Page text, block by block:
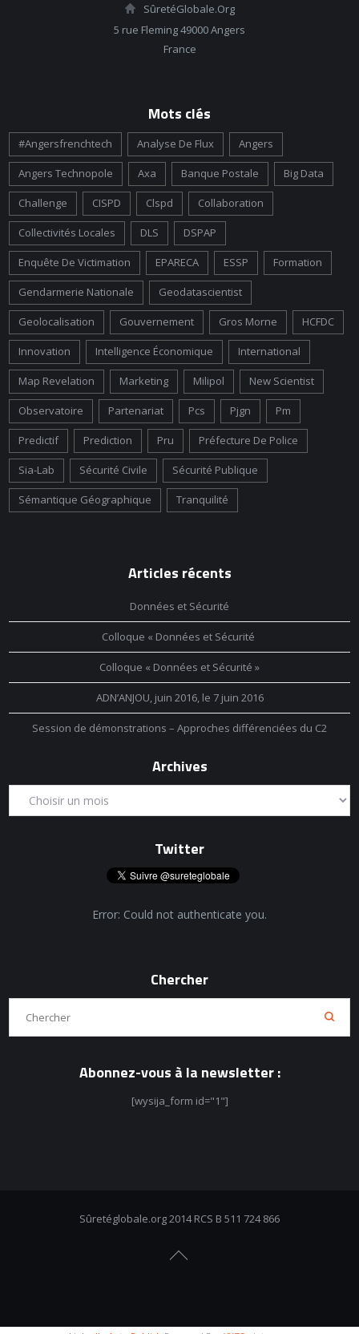
SûretéGlobale.Org
5 rue Fleming 49000 Angers
France
Mots clés
#angersfrenchtech Analyse De Flux Angers
Angers Technopole Axa Banque Postale Big Data
Challenge CISPD Clspd Collaboration
Collectivités Locales DLS DSPAP
Enquête De Victimation EPARECA ESSP Formation
Gendarmerie Nationale Geodatascientist
Geolocalisation Gouvernement Gros Morne HCFDC
Innovation Intelligence Économique International
Map Revelation Marketing Milipol New Scientist
Observatoire Partenariat Pcs Pjgn Pm
Predictif Prediction Pru Préfecture De Police
Sia-Lab Sécurité Civile Sécurité Publique
Sémantique Géographique Tranquilité
Articles récents
Données et Sécurité
Colloque « Données et Sécurité
Colloque « Données et Sécurité »
ADN’ANJOU, juin 2016, le 7 juin 2016
Session de démonstrations – Approches différenciées du C2
Archives
Twitter
Error: Could not authenticate you.
Chercher
Abonnez-vous à la newsletter :
[wysija_form id="1"]
Sûretéglobale.org 2014 RCS B 511 724 866